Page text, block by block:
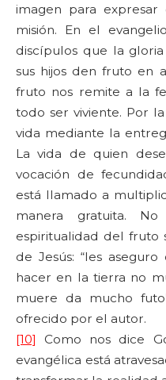
imagen para
misión. En el
discípulos que la
sus hijos den fruto en
fruto nos remite a la
todo ser viviente. Por
vida mediante la
La vida de quien
vocación de
está llamado a
manera gratuita.
espiritualidad del fruto
de Jesús: “les
hacer en la tierra no
muere da mucho
ofrecido por el autor.
[10]
Como nos dice
evangélica está